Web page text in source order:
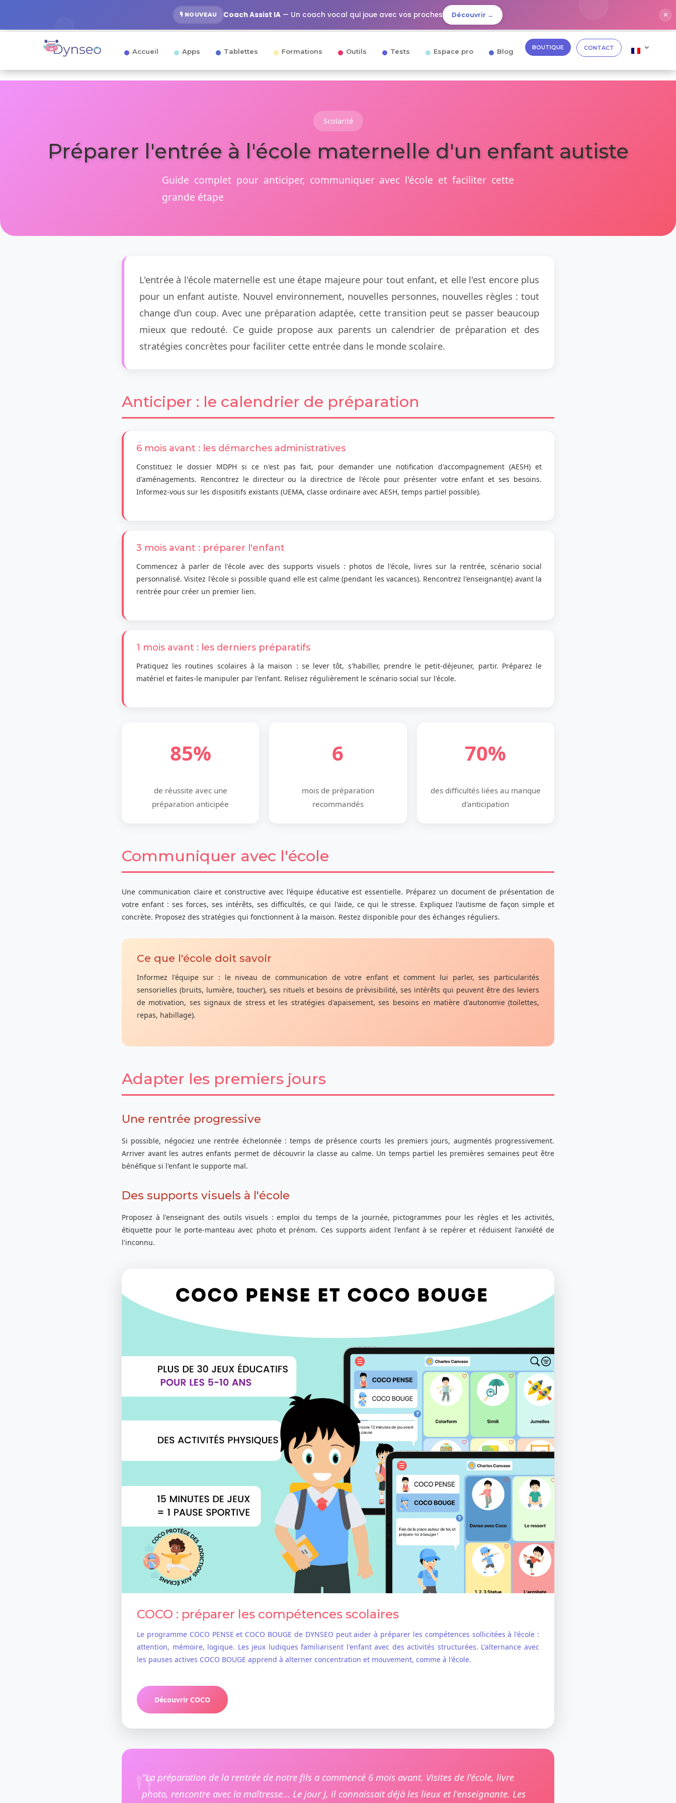
🎙️ NOUVEAU Coach Assist IA— Un coach vocal qui joue avec vos proches Découvrir → ✕
Accueil Apps Tablettes Formations Outils Tests Espace pro Blog BOUTIQUE CONTACT
Scolarité
Préparer l'entrée à l'école maternelle d'un enfant autiste
Guide complet pour anticiper, communiquer avec l'école et faciliter cette
grande étape
L'entrée à l'école maternelle est une étape majeure pour tout enfant, et elle l'est encore plus
pour un enfant autiste. Nouvel environnement, nouvelles personnes, nouvelles règles : tout
change d'un coup. Avec une préparation adaptée, cette transition peut se passer beaucoup
mieux que redouté. Ce guide propose aux parents un calendrier de préparation et des
stratégies concrètes pour faciliter cette entrée dans le monde scolaire.
Anticiper : le calendrier de préparation
6 mois avant : les démarches administratives
Constituez le dossier MDPH si ce n'est pas fait, pour demander une notification d'accompagnement (AESH) et
d'aménagements. Rencontrez le directeur ou la directrice de l'école pour présenter votre enfant et ses besoins.
Informez-vous sur les dispositifs existants (UEMA, classe ordinaire avec AESH, temps partiel possible).
3 mois avant : préparer l'enfant
Commencez à parler de l'école avec des supports visuels : photos de l'école, livres sur la rentrée, scénario social
personnalisé. Visitez l'école si possible quand elle est calme (pendant les vacances). Rencontrez l'enseignant(e) avant la
rentrée pour créer un premier lien.
1 mois avant : les derniers préparatifs
Pratiquez les routines scolaires à la maison : se lever tôt, s'habiller, prendre le petit-déjeuner, partir. Préparez le
matériel et faites-le manipuler par l'enfant. Relisez régulièrement le scénario social sur l'école.
85%
de réussite avec une
préparation anticipée
6
mois de préparation
recommandés
70%
des difficultés liées au manque
d'anticipation
Communiquer avec l'école
Une communication claire et constructive avec l'équipe éducative est essentielle. Préparez un document de présentation de
votre enfant : ses forces, ses intérêts, ses difficultés, ce qui l'aide, ce qui le stresse. Expliquez l'autisme de façon simple et
concrète. Proposez des stratégies qui fonctionnent à la maison. Restez disponible pour des échanges réguliers.
Ce que l'école doit savoir
Informez l'équipe sur : le niveau de communication de votre enfant et comment lui parler, ses particularités
sensorielles (bruits, lumière, toucher), ses rituels et besoins de prévisibilité, ses intérêts qui peuvent être des leviers
de motivation, ses signaux de stress et les stratégies d'apaisement, ses besoins en matière d'autonomie (toilettes,
repas, habillage).
Adapter les premiers jours
Une rentrée progressive
Si possible, négociez une rentrée échelonnée : temps de présence courts les premiers jours, augmentés progressivement.
Arriver avant les autres enfants permet de découvrir la classe au calme. Un temps partiel les premières semaines peut être
bénéfique si l'enfant le supporte mal.
Des supports visuels à l'école
Proposez à l'enseignant des outils visuels : emploi du temps de la journée, pictogrammes pour les règles et les activités,
étiquette pour le porte-manteau avec photo et prénom. Ces supports aident l'enfant à se repérer et réduisent l'anxiété de
l'inconnu.
COCO : préparer les compétences scolaires
Le programme COCO PENSE et COCO BOUGE de DYNSEO peut aider à préparer les compétences sollicitées à l'école :
attention, mémoire, logique. Les jeux ludiques familiarisent l'enfant avec des activités structurées. L'alternance avec
les pauses actives COCO BOUGE apprend à alterner concentration et mouvement, comme à l'école.
Découvrir COCO
"La préparation de la rentrée de notre fils a commencé 6 mois avant. Visites de l'école, livre
photo, rencontre avec la maîtresse... Le jour J, il connaissait déjà les lieux et l'enseignante. Les